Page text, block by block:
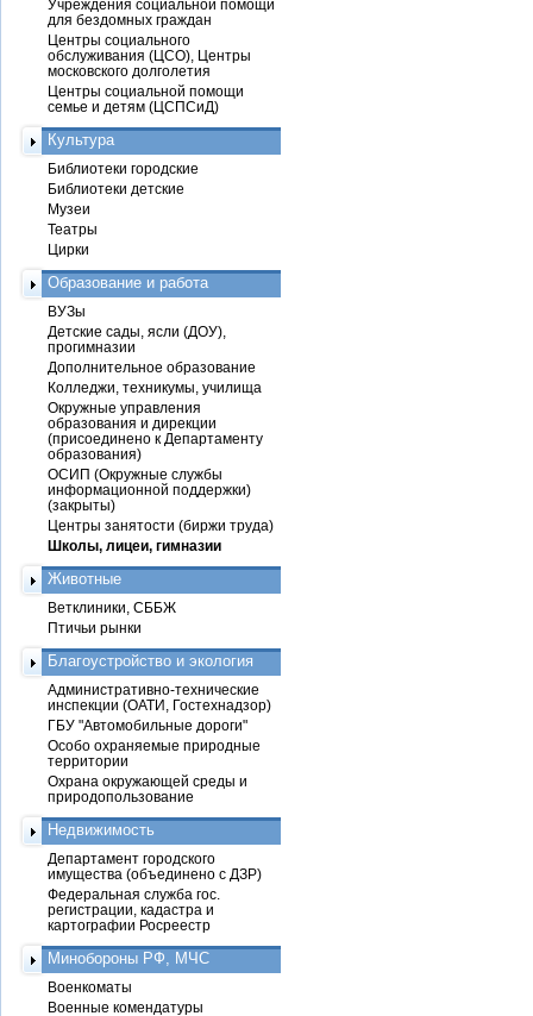
Учреждения социальной помощи
для бездомных граждан
Центры социального
обслуживания (ЦСО), Центры
московского долголетия
Центры социальной помощи
семье и детям (ЦСПСиД)
Культура
Библиотеки городские
Библиотеки детские
Музеи
Театры
Цирки
Образование и работа
ВУЗы
Детские сады, ясли (ДОУ),
прогимназии
Дополнительное образование
Колледжи, техникумы, училища
Окружные управления
образования и дирекции
(присоединено к Департаменту
образования)
ОСИП (Окружные службы
информационной поддержки)
(закрыты)
Центры занятости (биржи труда)
Школы, лицеи, гимназии
Животные
Ветклиники, СББЖ
Птичьи рынки
Благоустройство и экология
Административно-технические
инспекции (ОАТИ, Гостехнадзор)
ГБУ "Автомобильные дороги"
Особо охраняемые природные
территории
Охрана окружающей среды и
природопользование
Недвижимость
Департамент городского
имущества (объединено с ДЗР)
Федеральная служба гос.
регистрации, кадастра и
картографии Росреестр
Минобороны РФ, МЧС
Военкоматы
Военные комендатуры